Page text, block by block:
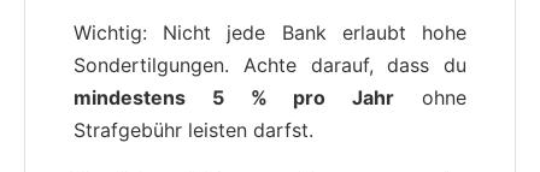
Wichtig: Nicht jede Bank erlaubt hohe
Sondertilgungen. Achte darauf, dass du
mindestens 5 % pro Jahr ohne
Strafgebühr leisten darfst.